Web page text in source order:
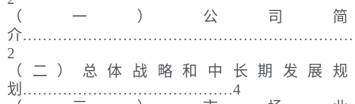
（一）公司简
介…………………………………………………………
2
（二）总体战略和中长期发展规
划 ……………………………………4